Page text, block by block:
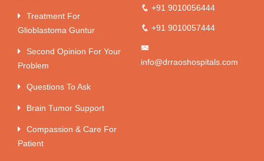
Treatment For
Glioblastoma Guntur
Second Opinion For Your
Problem
Questions To Ask
Brain Tumor Support
Compassion & Care For
Patient
+91 9010056444
+91 9010057444
info@drraoshospitals.com